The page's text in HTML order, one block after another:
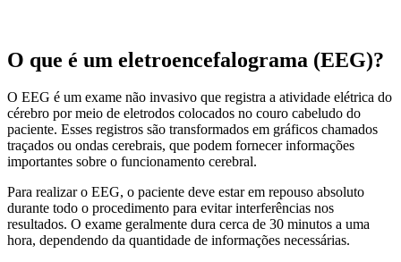
O que é um eletroencefalograma (EEG)?
O EEG é um exame não invasivo que registra a atividade elétrica do
cérebro por meio de eletrodos colocados no couro cabeludo do
paciente. Esses registros são transformados em gráficos chamados
traçados ou ondas cerebrais, que podem fornecer informações
importantes sobre o funcionamento cerebral.
Para realizar o EEG, o paciente deve estar em repouso absoluto
durante todo o procedimento para evitar interferências nos
resultados. O exame geralmente dura cerca de 30 minutos a uma
hora, dependendo da quantidade de informações necessárias.